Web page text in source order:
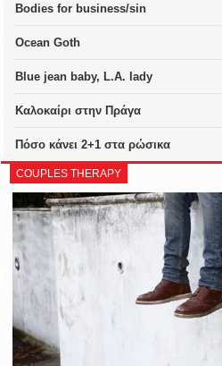
Bodies for business/sin
Ocean Goth
Blue jean baby, L.A. lady
Καλοκαίρι στην Πράγα
Πόσο κάνει 2+1 στα ρώσικα
COUPLES THERAPY